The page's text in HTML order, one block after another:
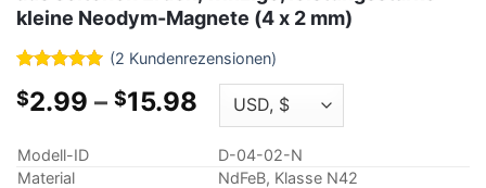
kleine Neodym-Magnete (4 x 2 mm)
von 5
Kundenbewertungen
(2 Kundenrezensionen)
$2.99 – $15.98 Preisklasse:
$2.99
durch
$15.98
Modell-ID
D-04-02-N
Material
NdFeB, Klasse N42